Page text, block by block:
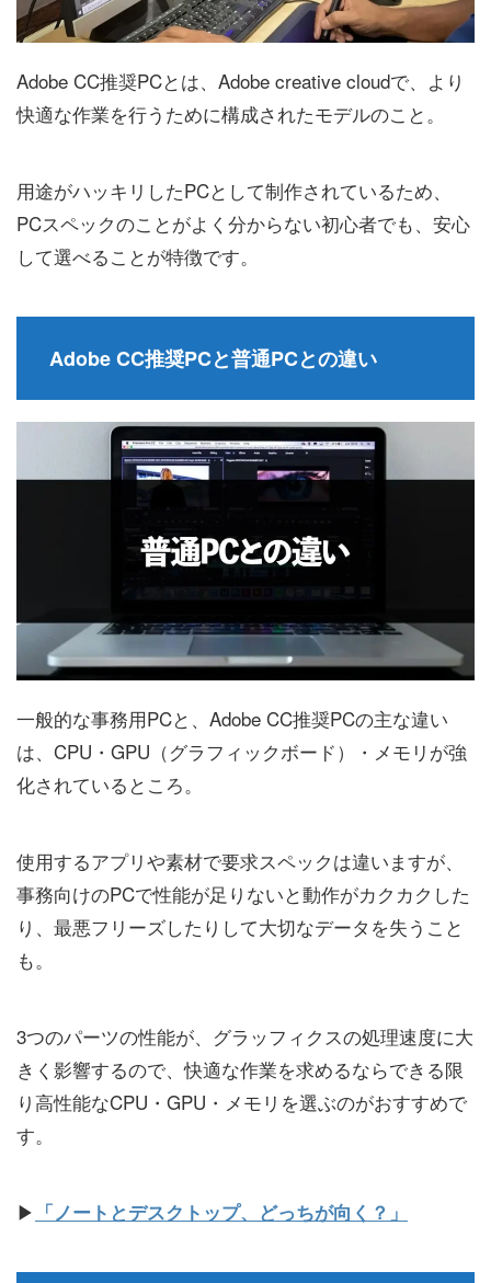
Adobe CC推奨PCとは、Adobe creative cloudで、より
快適な作業を行うために構成されたモデルのこと。
用途がハッキリしたPCとして制作されているため、
PCスペックのことがよく分からない初心者でも、安心
して選べることが特徴です。
Adobe CC推奨PCと普通PCとの違い
一般的な事務用PCと、Adobe CC推奨PCの主な違い
は、CPU・GPU（グラフィックボード）・メモリが強
化されているところ。
使用するアプリや素材で要求スペックは違いますが、
事務向けのPCで性能が足りないと動作がカクカクした
り、最悪フリーズしたりして大切なデータを失うこと
も。
3つのパーツの性能が、グラッフィクスの処理速度に大
きく影響するので、快適な作業を求めるならできる限
り高性能なCPU・GPU・メモリを選ぶのがおすすめで
す。
▶ 「ノートとデスクトップ、どっちが向く？」